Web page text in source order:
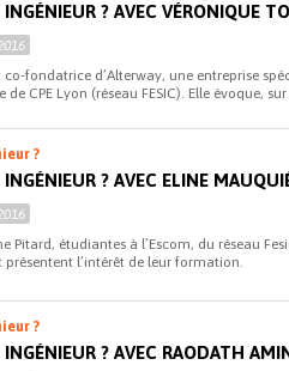
? AVEC VÉRONIQUE
fondatrice d’Alterway, une entreprise
CPE Lyon (réseau FESIC). Elle évoque,
?
? AVEC ELINE
Pitard, étudiantes à l’Escom, du réseau
présentent l’intérêt de leur formation.
?
? AVEC RAODATH